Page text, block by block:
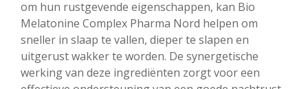
om hun rustgevende eigenschappen, kan Bio
Melatonine Complex Pharma Nord helpen om
sneller in slaap te vallen, dieper te slapen en
uitgerust wakker te worden. De synergetische
werking van deze ingrediënten zorgt voor een